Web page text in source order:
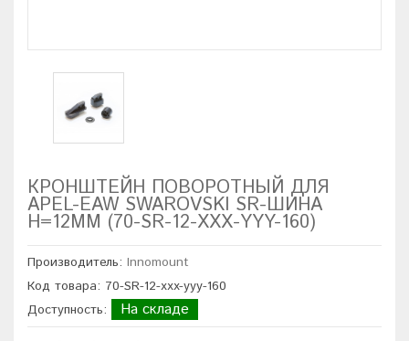
КРОНШТЕЙН ПОВОРОТНЫЙ ДЛЯ
APEL-EAW SWAROVSKI SR-ШИНА
H=12ММ (70-SR-12-XXX-YYY-160)
Производитель: Innomount
Код товара: 70-SR-12-xxx-yyy-160
Доступность:
На складе